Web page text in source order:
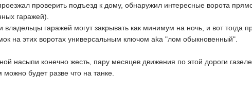
проверить подъезд к дому, обнаружил интересные ворота
гаражей).
владельцы гаражей могут закрывать как минимум на ночь, и вот тогда
на этих воротах универсальным ключом aka "лом обыкновенный".
насыпи конечно жесть, пару месяцев движения по этой дороги
будет разве что на танке.